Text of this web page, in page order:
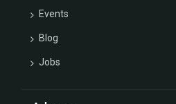
Events
Blog
Jobs